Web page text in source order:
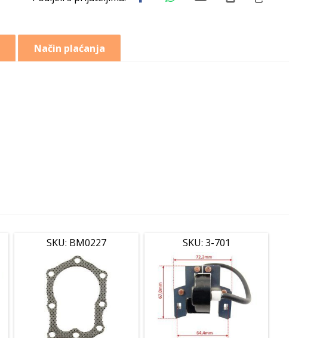
Način plaćanja
SKU: BM0227 SKU: 3-701